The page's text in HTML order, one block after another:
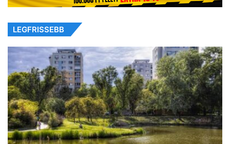
LEGFRISSEBB